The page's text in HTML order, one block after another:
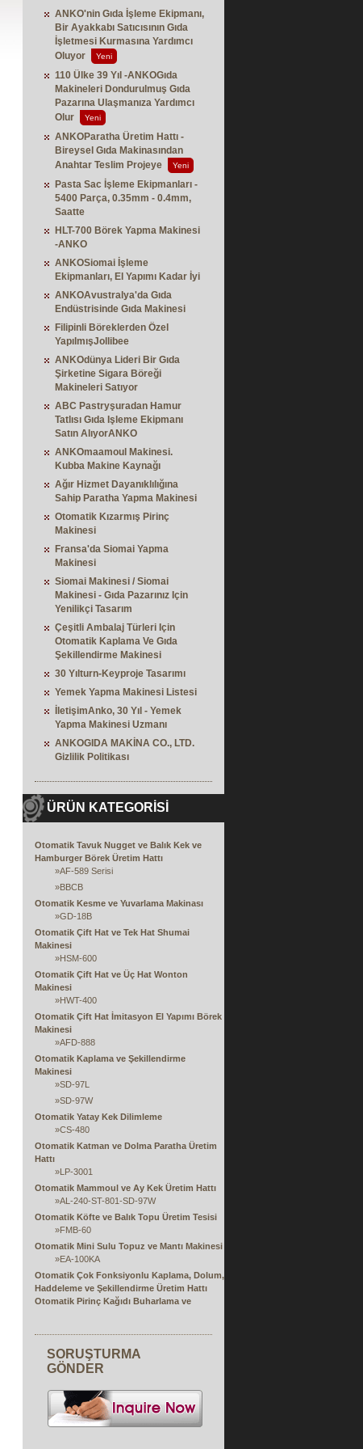
ANKO'nin Gıda İşleme Ekipmanı,
Bir Ayakkabı Satıcısının Gıda
İşletmesi Kurmasına Yardımcı
Oluyor
Yeni
110 Ülke 39 Yıl -ANKOGıda
Makineleri Dondurulmuş Gıda
Pazarına Ulaşmanıza Yardımcı
Olur
Yeni
ANKOParatha Üretim Hattı -
Bireysel Gıda Makinasından
Anahtar Teslim Projeye
Yeni
Pasta Sac İşleme Ekipmanları -
5400 Parça, 0.35mm - 0.4mm,
Saatte
HLT-700 Börek Yapma Makinesi
-ANKO
ANKOSiomai İşleme
Ekipmanları, El Yapımı Kadar İyi
ANKOAvustralya'da Gıda
Endüstrisinde Gıda Makinesi
Filipinli Böreklerden Özel
YapılmışJollibee
ANKOdünya Lideri Bir Gıda
Şirketine Sigara Böreği
Makineleri Satıyor
ABC Pastryşuradan Hamur
Tatlısı Gıda Işleme Ekipmanı
Satın AlıyorANKO
ANKOmaamoul Makinesi.
Kubba Makine Kaynağı
Ağır Hizmet Dayanıklılığına
Sahip Paratha Yapma Makinesi
Otomatik Kızarmış Pirinç
Makinesi
Fransa'da Siomai Yapma
Makinesi
Siomai Makinesi / Siomai
Makinesi - Gıda Pazarınız Için
Yenilikçi Tasarım
Çeşitli Ambalaj Türleri Için
Otomatik Kaplama Ve Gıda
Şekillendirme Makinesi
30 Yılturn-Keyproje Tasarımı
Yemek Yapma Makinesi Listesi
İletişimAnko, 30 Yıl - Yemek
Yapma Makinesi Uzmanı
ANKOGIDA MAKİNA CO., LTD.
Gizlilik Politikası
ÜRÜN KATEGORİSİ
Otomatik Tavuk Nugget ve Balık Kek ve
Hamburger Börek Üretim Hattı
»AF-589 Serisi
»BBCB
Otomatik Kesme ve Yuvarlama Makinası
»GD-18B
Otomatik Çift Hat ve Tek Hat Shumai
Makinesi
»HSM-600
Otomatik Çift Hat ve Üç Hat Wonton
Makinesi
»HWT-400
Otomatik Çift Hat İmitasyon El Yapımı Börek
Makinesi
»AFD-888
Otomatik Kaplama ve Şekillendirme
Makinesi
»SD-97L
»SD-97W
Otomatik Yatay Kek Dilimleme
»CS-480
Otomatik Katman ve Dolma Paratha Üretim
Hattı
»LP-3001
Otomatik Mammoul ve Ay Kek Üretim Hattı
»AL-240-ST-801-SD-97W
Otomatik Köfte ve Balık Topu Üretim Tesisi
»FMB-60
Otomatik Mini Sulu Topuz ve Mantı Makinesi
»EA-100KA
Otomatik Çok Fonksiyonlu Kaplama, Dolum,
Haddeleme ve Şekillendirme Üretim Hattı
Otomatik Pirinç Kağıdı Buharlama ve
veya Çift Üretim Hattı
»FSP
Kağıdı Makinası
SRP Serisi
Çikolata Sarma Makinesi
SORUŞTURMA
GÖNDER